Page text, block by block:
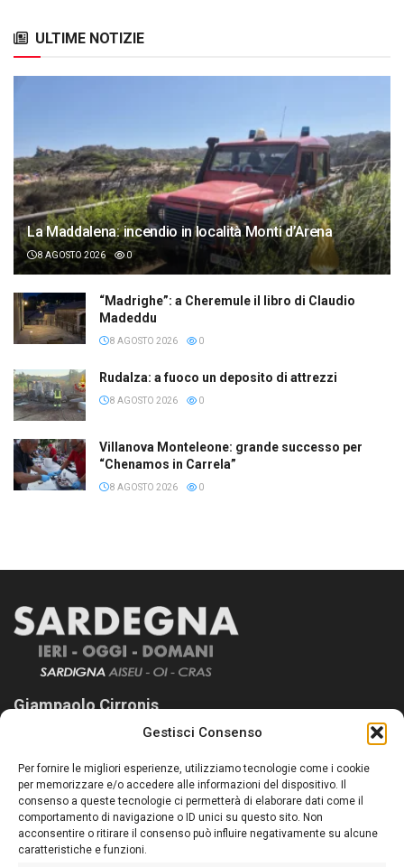
Gestisci Consenso
Per fornire le migliori esperienze, utilizziamo tecnologie come i cookie
per memorizzare e/o accedere alle informazioni del dispositivo. Il
consenso a queste tecnologie ci permetterà di elaborare dati come il
comportamento di navigazione o ID unici su questo sito. Non
acconsentire o ritirare il consenso può influire negativamente su alcune
caratteristiche e funzioni.
ULTIME NOTIZIE
La Maddalena: incendio in località Monti d’Arena
8 AGOSTO 2026 0
“Madrighe”: a Cheremule il libro di Claudio
Madeddu
8 AGOSTO 2026 0
Rudalza: a fuoco un deposito di attrezzi
8 AGOSTO 2026 0
Villanova Monteleone: grande successo per
“Chenamos in Carrela”
8 AGOSTO 2026 0
Giampaolo Cirronis
Sardegna Ieri-Oggi-Domani nasce per informare “liberamente” i
lettori su quanto accade in Sardegna, con un occhio rivolto al
nostro passato e, soprattutto, al nostro futuro
Follow Us